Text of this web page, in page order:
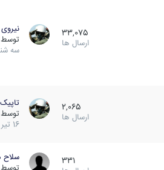
33,075
ارسال ها
توسط
سه شنبه
2,065
ارسال ها
توسط
16 تیر 1405
331